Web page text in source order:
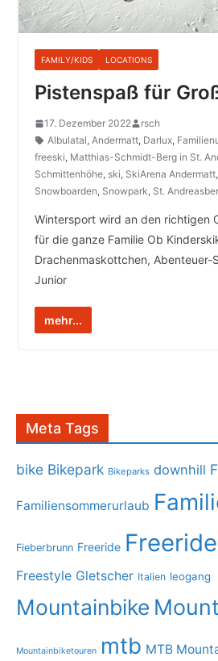
FAMILY/KIDS LOCATIONS
Pistenspaß für
17. Dezember 2022
rsch
Albulatal, Andermatt, Darlux,
freeski, Matthias-Schmidt-Berg in St.
Schmittenhöhe, ski, SkiArena Andermatt,
Snowboarden, Snowpark, St.
Wintersport wird an den richtigen
für die ganze Familie Ob
Drachenmaskottchen, Abenteuer-
Junior
mehr...
Meta Tags
bike Bikepark Bikeparks downhill
Familiensommerurlaub
Fieberbrunn Freeride
Freestyle Gletscher Italien leogang
Mountainbike
Mountainbiketouren mtb MTB